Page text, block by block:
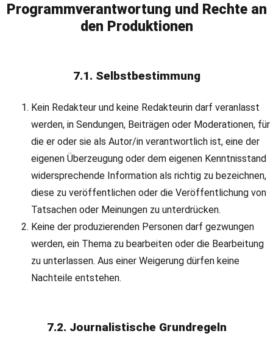
Programmverantwortung und Rechte an
den Produktionen
7.1. Selbstbestimmung
Kein Redakteur und keine Redakteurin darf veranlasst
werden, in Sendungen, Beiträgen oder Moderationen, für
die er oder sie als Autor/in verantwortlich ist, eine der
eigenen Überzeugung oder dem eigenen Kenntnisstand
widersprechende Information als richtig zu bezeichnen,
diese zu veröffentlichen oder die Veröffentlichung von
Tatsachen oder Meinungen zu unterdrücken.
Keine der produzierenden Personen darf gezwungen
werden, ein Thema zu bearbeiten oder die Bearbeitung
zu unterlassen. Aus einer Weigerung dürfen keine
Nachteile entstehen.
7.2. Journalistische Grundregeln